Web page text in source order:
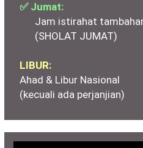
✅ Jumat:
Jam istirahat
(SHOLAT JUMAT)
LIBUR:
Ahad & Libur Nasional
(kecuali ada perjanjian)